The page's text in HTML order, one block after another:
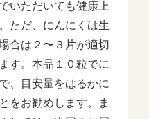
いただいても健康上
ただ、にんにくは生
合は２〜３片が適切
す。本品１０粒でに
、目安量をはるかに
をお勧めします。ま